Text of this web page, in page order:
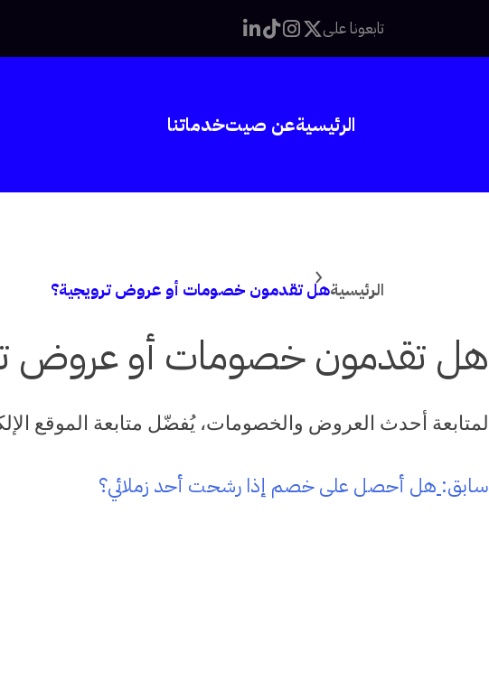
الى
تابعونا على
الرئيسيةعن صيتخدماتنا
الرئيسيةهل تقدمون خصومات أو عروض ترويجية؟
هل تقدمون خصومات أو عروض
لمتابعة أحدث العروض والخصومات، يُفضّل متابعة الموقع
تصفّح
سابق: هل أحصل على خصم إذا رشحت أحد زملائي؟